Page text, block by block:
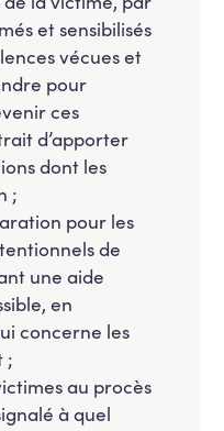
et sensibilisés
vécues et
pour
ces
d’apporter
dont les
;
pour les
de
une aide
en
concerne les
;
au procès
à quel